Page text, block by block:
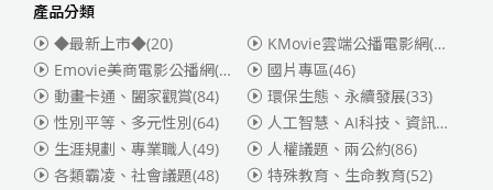
產品分類
◆最新上市◆(20)
KMovie雲端公播電影網(迪士尼、福斯、索尼)
Emovie美商電影公播網(華納)
(186)
國片專區(46)
動畫卡通、闔家觀賞(84) 環保生態、永續發展(33)
性別平等、多元性別(64) 人工智慧、AI科技、資訊安全
生涯規劃、專業職人(49) 人權議題、兩公約(86)
各類霸凌、社會議題(48) 特殊教育、生命教育(52)